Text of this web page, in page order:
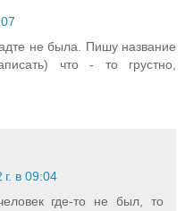
не была. Пишу название
что - то грустно,
г. в 09:04
где-то не был, то